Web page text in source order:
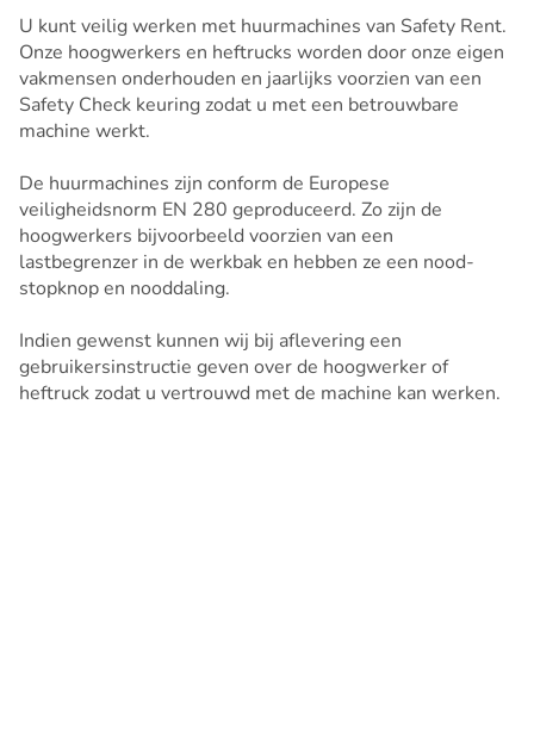
U kunt veilig werken met huurmachines van Safety Rent.
Onze hoogwerkers en heftrucks worden door onze eigen
vakmensen onderhouden en jaarlijks voorzien van een
Safety Check keuring zodat u met een betrouwbare
machine werkt.
De huurmachines zijn conform de Europese
veiligheidsnorm EN 280 geproduceerd. Zo zijn de
hoogwerkers bijvoorbeeld voorzien van een
lastbegrenzer in de werkbak en hebben ze een nood-
stopknop en nooddaling.
Indien gewenst kunnen wij bij aflevering een
gebruikersinstructie geven over de hoogwerker of
heftruck zodat u vertrouwd met de machine kan werken.